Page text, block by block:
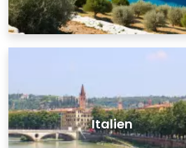
Italien